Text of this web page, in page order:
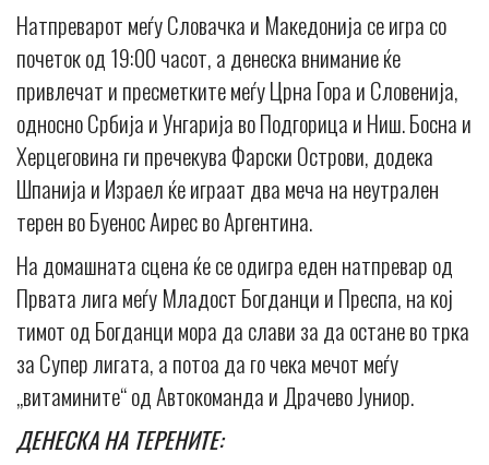
Натпреварот меѓу Словачка и Македонија се игра со
почеток од 19:00 часот, а денеска внимание ќе
привлечат и пресметките меѓу Црна Гора и Словенија,
односно Србија и Унгарија во Подгорица и Ниш. Босна и
Херцеговина ги пречекува Фарски Острови, додека
Шпанија и Израел ќе играат два меча на неутрален
терен во Буенос Аирес во Аргентина.
На домашната сцена ќе се одигра еден натпревар од
Првата лига меѓу Младост Богданци и Преспа, на кој
тимот од Богданци мора да слави за да остане во трка
за Супер лигата, а потоа да го чека мечот меѓу
„витамините“ од Автокоманда и Драчево Јуниор.
ДЕНЕСКА НА ТЕРЕНИТЕ: